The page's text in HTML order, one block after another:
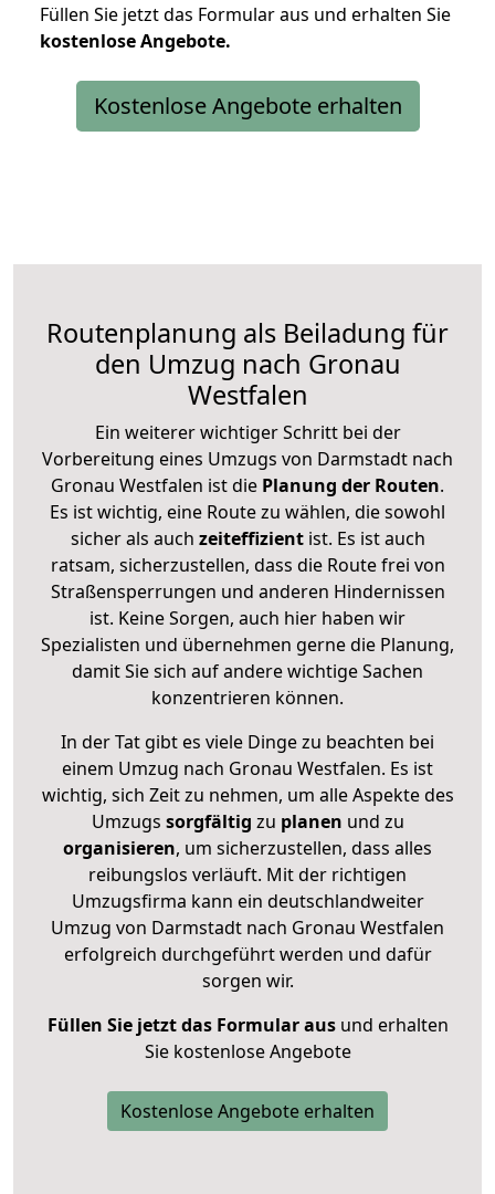
Füllen Sie jetzt das Formular aus und erhalten Sie
kostenloseAngebote.
Kostenlose Angebote erhalten
Routenplanung als Beiladung für
den Umzug nach Gronau
Westfalen
Ein weiterer wichtiger Schritt bei der
Vorbereitung eines Umzugs von Darmstadt nach
Gronau Westfalen ist die Planung der Routen.
Es ist wichtig, eine Route zu wählen, die sowohl
sicher als auch zeiteffizientist. Es ist auch
ratsam, sicherzustellen, dass die Route frei von
Straßensperrungen und anderen Hindernissen
ist. Keine Sorgen, auch hier haben wir
Spezialisten und übernehmen gerne die Planung,
damit Sie sich auf andere wichtige Sachen
konzentrieren können.
In der Tat gibt es viele Dinge zu beachten bei
einem Umzug nach Gronau Westfalen. Es ist
wichtig, sich Zeit zu nehmen, um alle Aspekte des
Umzugs sorgfältig zu planen und zu
organisieren, um sicherzustellen, dass alles
reibungslos verläuft. Mit der richtigen
Umzugsfirma kann ein deutschlandweiter
Umzug von Darmstadt nach Gronau Westfalen
erfolgreich durchgeführt werden und dafür
sorgen wir.
Füllen Sie jetzt das Formular ausund erhalten
Sie kostenlose Angebote
Kostenlose Angebote erhalten